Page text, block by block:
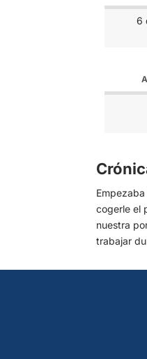
6
cogerle el
nuestra
trabajar